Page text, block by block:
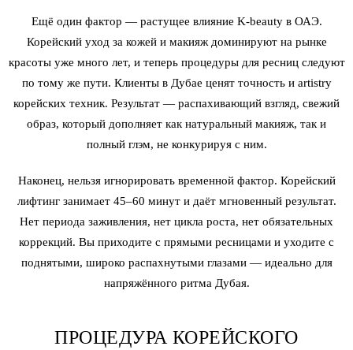
Ещё один фактор — растущее влияние K-beauty в ОАЭ.
Корейский уход за кожей и макияж доминируют на рынке
красоты уже много лет, и теперь процедуры для ресниц следуют
по тому же пути. Клиенты в Дубае ценят точность и artistry
корейских техник. Результат — распахивающий взгляд, свежий
образ, который дополняет как натуральный макияж, так и
полный глэм, не конкурируя с ним.
Наконец, нельзя игнорировать временной фактор. Корейский
лифтинг занимает 45–60 минут и даёт мгновенный результат.
Нет периода заживления, нет цикла роста, нет обязательных
коррекций. Вы приходите с прямыми ресницами и уходите с
поднятыми, широко распахнутыми глазами — идеально для
напряжённого ритма Дубая.
ПРОЦЕДУРА КОРЕЙСКОГО